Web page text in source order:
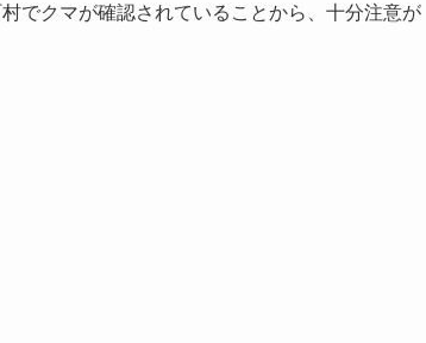
でクマが確認されていることから、十分注意が